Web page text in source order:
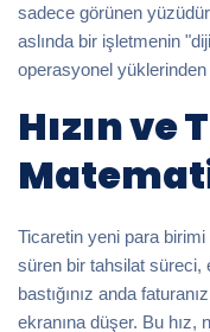
sadece görünen
aslında bir işletmenin
operasyonel
Hızın
Ticaretin yeni para birimi
süren bir tahsilat süreci,
bastığınız anda
ekranına düşer. Bu hız,